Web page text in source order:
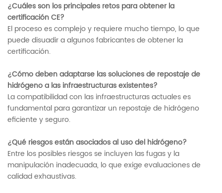
¿Cuáles son los principales retos para obtener la
certificación CE?
El proceso es complejo y requiere mucho tiempo, lo que
puede disuadir a algunos fabricantes de obtener la
certificación.
¿Cómo deben adaptarse las soluciones de repostaje de
hidrógeno a las infraestructuras existentes?
La compatibilidad con las infraestructuras actuales es
fundamental para garantizar un repostaje de hidrógeno
eficiente y seguro.
¿Qué riesgos están asociados al uso del hidrógeno?
Entre los posibles riesgos se incluyen las fugas y la
manipulación inadecuada, lo que exige evaluaciones de
calidad exhaustivas.